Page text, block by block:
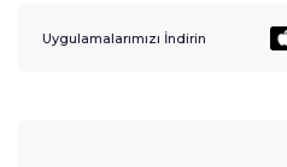
Uygulamalarımızı İndirin